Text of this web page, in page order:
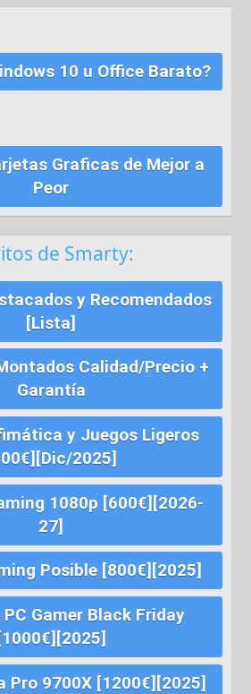
10 u Office Barato?
Graficas de Mejor a
Peor
de Smarty:
y Recomendados
[Lista]
Calidad/Precio +
Garantía
y Juegos Ligeros
2025]
1080p [600€][2026-
27]
Posible [800€][2025]
Gamer Black Friday
[1000€][2025]
Pro 9700X [1200€][2025]